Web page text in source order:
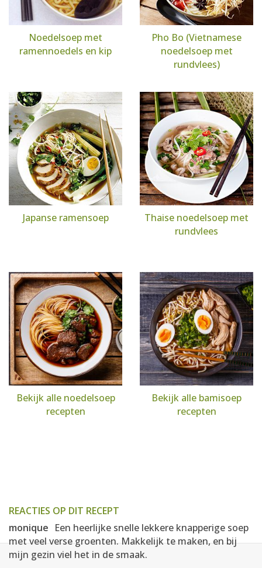
Noedelsoep met
ramennoedels en kip
Pho Bo (Vietnamese
noedelsoep met
rundvlees)
Japanse ramensoep
Thaise noedelsoep met
rundvlees
Bekijk alle noedelsoep
recepten
Bekijk alle bamisoep
recepten
REACTIES OP DIT RECEPT
monique Een heerlijke snelle lekkere knapperige soep
met veel verse groenten. Makkelijk te maken, en bij
mijn gezin viel het in de smaak.